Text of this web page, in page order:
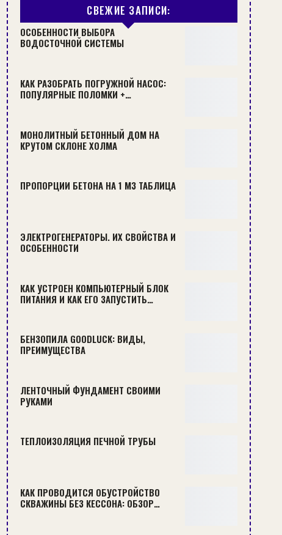
СВЕЖИЕ ЗАПИСИ:
ОСОБЕННОСТИ ВЫБОРА
ВОДОСТОЧНОЙ СИСТЕМЫ
КАК РАЗОБРАТЬ ПОГРУЖНОЙ НАСОС:
ПОПУЛЯРНЫЕ ПОЛОМКИ +…
МОНОЛИТНЫЙ БЕТОННЫЙ ДОМ НА
КРУТОМ СКЛОНЕ ХОЛМА
ПРОПОРЦИИ БЕТОНА НА 1 М3 ТАБЛИЦА
ЭЛЕКТРОГЕНЕРАТОРЫ. ИХ СВОЙСТВА И
ОСОБЕННОСТИ
КАК УСТРОЕН КОМПЬЮТЕРНЫЙ БЛОК
ПИТАНИЯ И КАК ЕГО ЗАПУСТИТЬ…
БЕНЗОПИЛА GOODLUCK: ВИДЫ,
ПРЕИМУЩЕСТВА
ЛЕНТОЧНЫЙ ФУНДАМЕНТ СВОИМИ
РУКАМИ
ТЕПЛОИЗОЛЯЦИЯ ПЕЧНОЙ ТРУБЫ
КАК ПРОВОДИТСЯ ОБУСТРОЙСТВО
СКВАЖИНЫ БЕЗ КЕССОНА: ОБЗОР…